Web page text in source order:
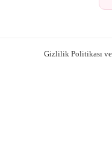
Gizlilik Politikası